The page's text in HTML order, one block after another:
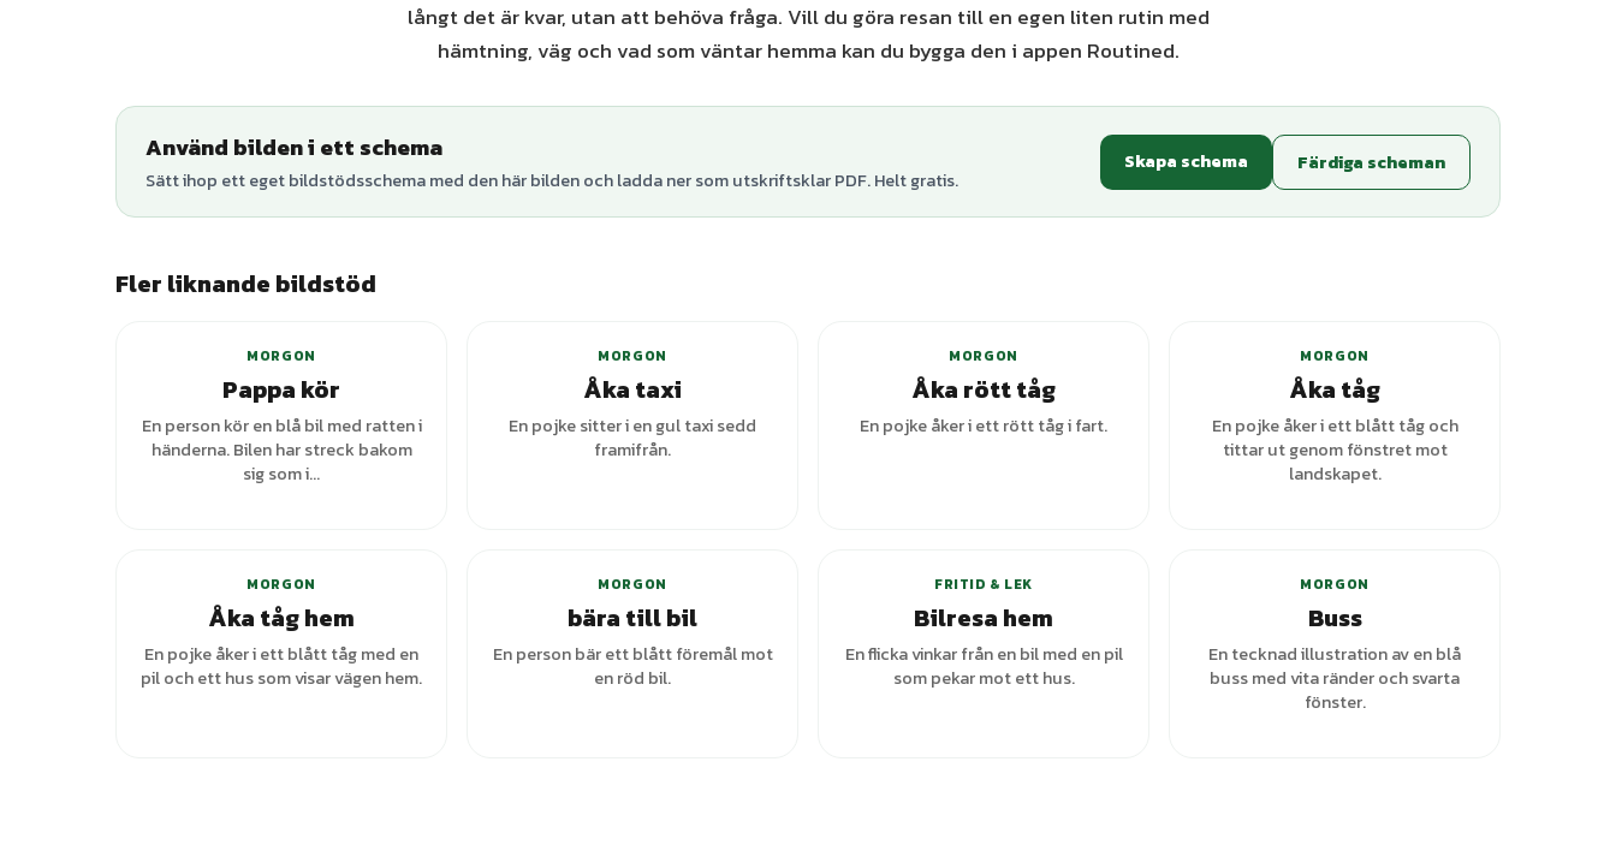
långt det är kvar, utan att behöva fråga. Vill du göra resan till en egen liten rutin med
hämtning, väg och vad som väntar hemma kan du bygga den i appen Routined.
Använd bilden i ett schema
Sätt ihop ett eget bildstödsschema med den här bilden och ladda ner som utskriftsklar PDF. Helt gratis.
Skapa schema Färdiga scheman
Fler liknande bildstöd
MORGON
Pappa kör
En person kör en blå bil med ratten i
händerna. Bilen har streck bakom
sig som i...
MORGON
Åka taxi
En pojke sitter i en gul taxi sedd
framifrån.
MORGON
Åka rött tåg
En pojke åker i ett rött tåg i fart.
MORGON
Åka tåg
En pojke åker i ett blått tåg och
tittar ut genom fönstret mot
landskapet.
MORGON
Åka tåg hem
En pojke åker i ett blått tåg med en
pil och ett hus som visar vägen hem.
MORGON
bära till bil
En person bär ett blått föremål mot
en röd bil.
FRITID & LEK
Bilresa hem
En flicka vinkar från en bil med en pil
som pekar mot ett hus.
MORGON
Buss
En tecknad illustration av en blå
buss med vita ränder och svarta
fönster.